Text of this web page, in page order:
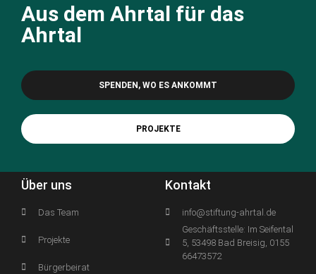
Aus dem Ahrtal für das
Ahrtal
SPENDEN, WO ES ANKOMMT
PROJEKTE
Über uns
Das Team
Projekte
Bürgerbeirat
Kontakt
info@stiftung-ahrtal.de
Geschäftsstelle: Im Seifental
5, 53498 Bad Breisig, 0155
66473572